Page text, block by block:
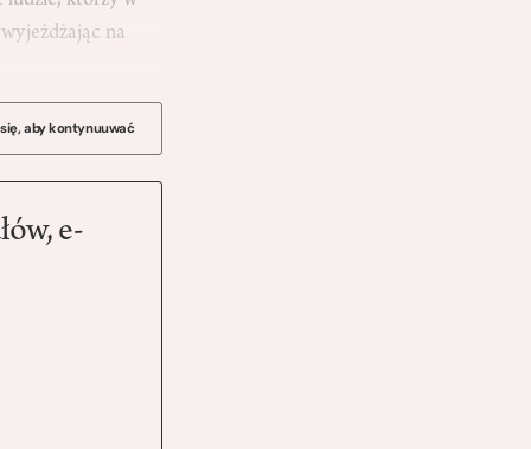
na
aby kontynuuwać
e-